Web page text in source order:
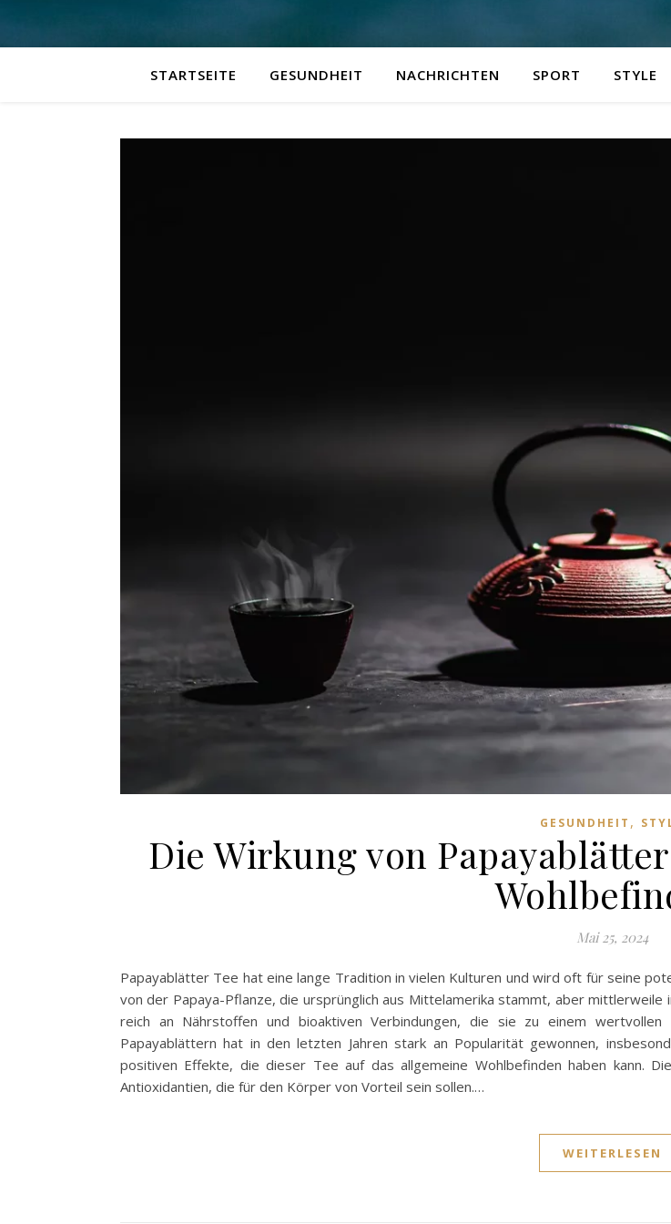
STARTSEITE GESUNDHEIT NACHRICHTEN SPORT STYLE
GESUNDHEIT ,
Die Wirkung von
Mai 25, 2024
Papayablätter Tee hat eine lange Tradition in vielen Kulturen und wird oft für seine
von der Papaya-Pflanze, die ursprünglich aus Mittelamerika stammt, aber
reich an Nährstoffen und bioaktiven Verbindungen, die sie zu einem
Papayablättern hat in den letzten Jahren stark an Popularität gewonnen,
positiven Effekte, die dieser Tee auf das allgemeine Wohlbefinden haben kann.
Antioxidantien, die für den Körper von Vorteil sein sollen.…
WEITERLESEN